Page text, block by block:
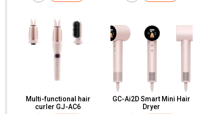
Multi-functional hair
curler GJ-AC6
GC-Ai2D Smart Mini Hair
Dryer